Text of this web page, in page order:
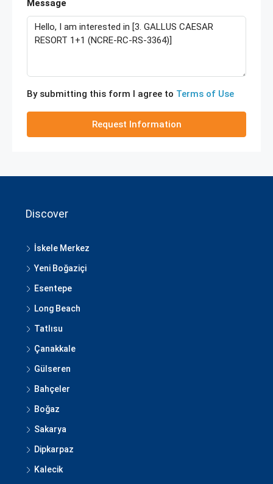
Message
By submitting this form I agree to Terms of Use
Request Information
Discover
İskele Merkez
Yeni Boğaziçi
Esentepe
Long Beach
Tatlısu
Çanakkale
Gülseren
Bahçeler
Boğaz
Sakarya
Dipkarpaz
Kalecik